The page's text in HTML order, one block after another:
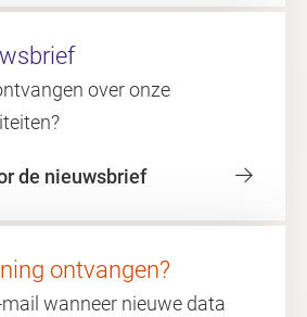
over onze
de nieuwsbrief
ontvangen?
wanneer nieuwe data